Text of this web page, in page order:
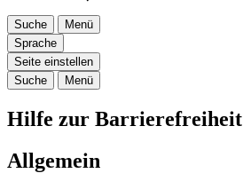
Suche
Menü
Sprache
Seite einstellen
Suche
Menü
Hilfe zur Barrierefreiheit
Allgemein